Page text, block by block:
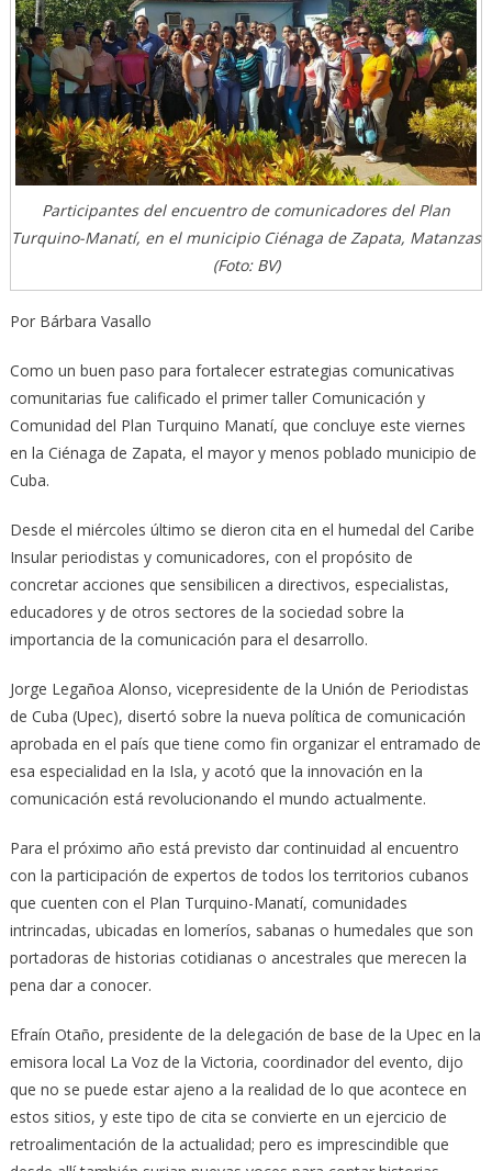
Participantes del encuentro de comunicadores del Plan
Turquino-Manatí, en el municipio Ciénaga de Zapata, Matanzas
(Foto: BV)
Por Bárbara Vasallo
Como un buen paso para fortalecer estrategias comunicativas
comunitarias fue calificado el primer taller Comunicación y
Comunidad del Plan Turquino Manatí, que concluye este viernes
en la Ciénaga de Zapata, el mayor y menos poblado municipio de
Cuba.
Desde el miércoles último se dieron cita en el humedal del Caribe
Insular periodistas y comunicadores, con el propósito de
concretar acciones que sensibilicen a directivos, especialistas,
educadores y de otros sectores de la sociedad sobre la
importancia de la comunicación para el desarrollo.
Jorge Legañoa Alonso, vicepresidente de la Unión de Periodistas
de Cuba (Upec), disertó sobre la nueva política de comunicación
aprobada en el país que tiene como fin organizar el entramado de
esa especialidad en la Isla, y acotó que la innovación en la
comunicación está revolucionando el mundo actualmente.
Para el próximo año está previsto dar continuidad al encuentro
con la participación de expertos de todos los territorios cubanos
que cuenten con el Plan Turquino-Manatí, comunidades
intrincadas, ubicadas en lomeríos, sabanas o humedales que son
portadoras de historias cotidianas o ancestrales que merecen la
pena dar a conocer.
Efraín Otaño, presidente de la delegación de base de la Upec en la
emisora local La Voz de la Victoria, coordinador del evento, dijo
que no se puede estar ajeno a la realidad de lo que acontece en
estos sitios, y este tipo de cita se convierte en un ejercicio de
retroalimentación de la actualidad; pero es imprescindible que